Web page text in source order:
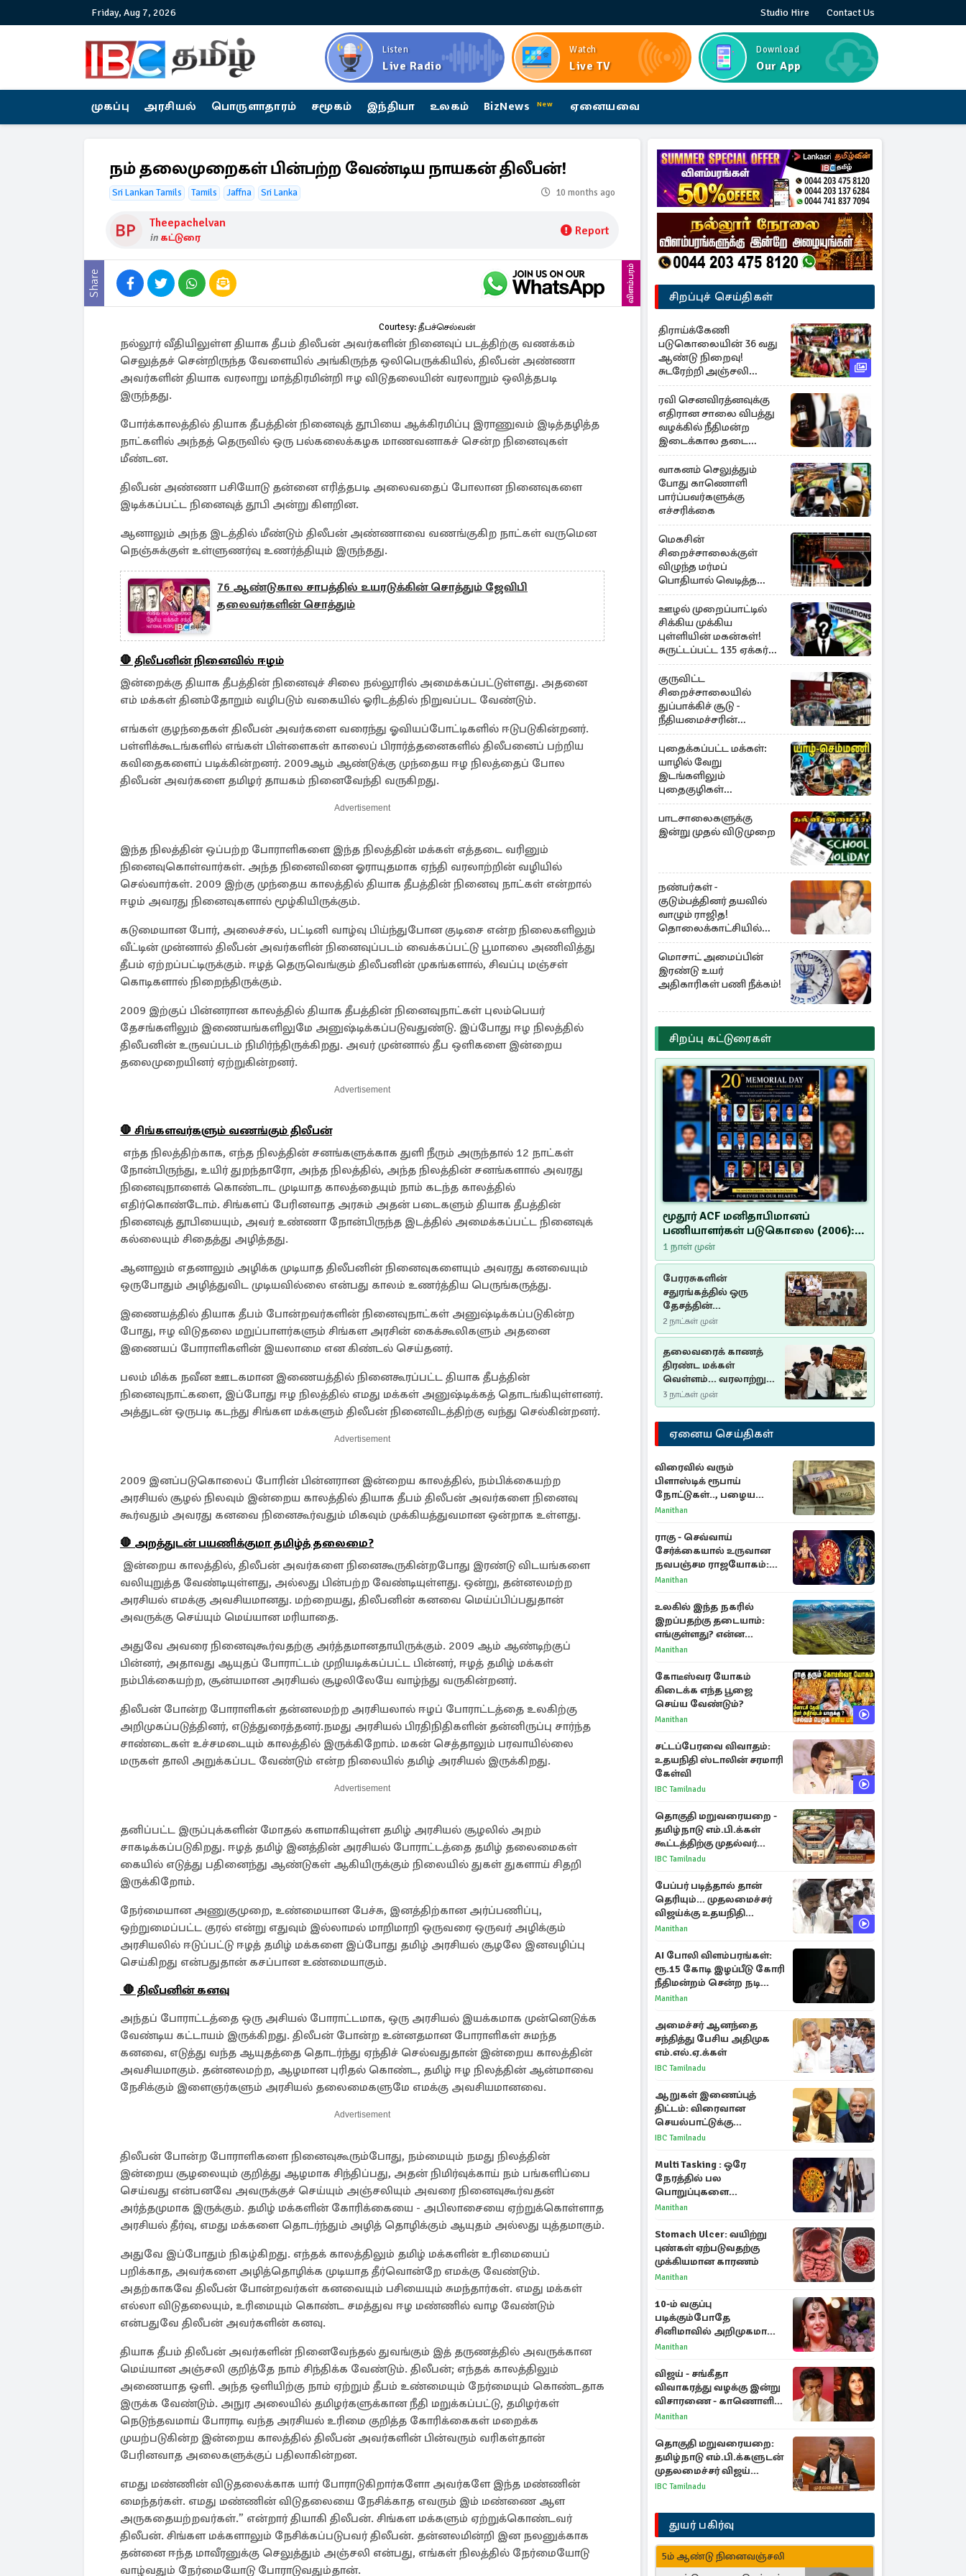
Friday, Aug 7, 2026 Studio Hire Contact Us
Listen
Live Radio
Watch
Live TV
Download
Our App
முகப்பு அரசியல் பொருளாதாரம் சமூகம் இந்தியா உலகம் BizNews New ஏனையவை
நம் தலைமுறைகள் பின்பற்ற வேண்டிய நாயகன் திலீபன்!
Sri Lankan Tamils Tamils Jaffna Sri Lanka 10 months ago
Theepachelvan
in கட்டுரை Report
Share விளம்பரம்
Courtesy: தீபச்செல்வன்
நல்லூர் வீதியிலுள்ள தியாக தீபம் திலீபன் அவர்களின் நினைவுப் படத்திற்கு வணக்கம்
செலுத்தச் சென்றிருந்த வேளையில் அங்கிருந்த ஒலிபெருக்கியில், திலீபன் அண்ணா
அவர்களின் தியாக வரலாறு மாத்திரமின்றி ஈழ விடுதலையின் வரலாறும் ஒலித்தபடி
இருந்தது.
போர்க்காலத்தில் தியாக தீபத்தின் நினைவுத் தூபியை ஆக்கிரமிப்பு இராணுவம் இடித்தழித்த
நாட்களில் அந்தத் தெருவில் ஒரு பல்கலைக்கழக மாணவனாகச் சென்ற நினைவுகள்
மீண்டன.
திலீபன் அண்ணா பசியோடு தன்னை எரித்தபடி அலைவதைப் போலான நினைவுகளை
இடிக்கப்பட்ட நினைவுத் தூபி அன்று கிளறின.
ஆனாலும் அந்த இடத்தில் மீண்டும் திலீபன் அண்ணாவை வணங்குகிற நாட்கள் வருமென
நெஞ்சுக்குள் உள்ளுணர்வு உணர்த்தியும் இருந்தது.
76 ஆண்டுகால சாபத்தில் உயரடுக்கின் சொத்தும் ஜேவிபி
தலைவர்களின் சொத்தும்
🛑 திலீபனின் நினைவில் ஈழம்
இன்றைக்கு தியாக தீபத்தின் நினைவுச் சிலை நல்லூரில் அமைக்கப்பட்டுள்ளது. அதனை
எம் மக்கள் தினம்தோறும் வழிபடும் வகையில் ஓரிடத்தில் நிறுவப்பட வேண்டும்.
எங்கள் குழந்தைகள் திலீபன் அவர்களை வரைந்து ஓவியப்போட்டிகளில் ஈடுபடுகின்றனர்.
பள்ளிக்கூடங்களில் எங்கள் பிள்ளைகள் காலைப் பிரார்த்தனைகளில் திலீபனைப் பற்றிய
கவிதைகளைப் படிக்கின்றனர். 2009ஆம் ஆண்டுக்கு முந்தைய ஈழ நிலத்தைப் போல
திலீபன் அவர்களை தமிழர் தாயகம் நினைவேந்தி வருகிறது.
Advertisement
இந்த நிலத்தின் ஒப்பற்ற போராளிகளை இந்த நிலத்தின் மக்கள் எத்தடை வரினும்
நினைவுகொள்வார்கள். அந்த நினைவினை ஓராயுதமாக ஏந்தி வரலாற்றின் வழியில்
செல்வார்கள். 2009 இற்கு முந்தைய காலத்தில் தியாக தீபத்தின் நினைவு நாட்கள் என்றால்
ஈழம் அவரது நினைவுகளால் மூழ்கியிருக்கும்.
கடுமையான போர், அலைச்சல், பட்டினி வாழ்வு பிய்ந்துபோன குடிசை என்ற நிலைகளிலும்
வீட்டின் முன்னால் திலீபன் அவர்களின் நினைவுப்படம் வைக்கப்பட்டு பூமாலை அணிவித்து
தீபம் ஏற்றப்பட்டிருக்கும். ஈழத் தெருவெங்கும் திலீபனின் முகங்களால், சிவப்பு மஞ்சள்
கொடிகளால் நிறைந்திருக்கும்.
2009 இற்குப் பின்னரான காலத்தில் தியாக தீபத்தின் நினைவுநாட்கள் புலம்பெயர்
தேசங்களிலும் இணையங்களிலுமே அனுஷ்டிக்கப்படுவதுண்டு. இப்போது ஈழ நிலத்தில்
திலீபனின் உருவப்படம் நிமிர்ந்திருக்கிறது. அவர் முன்னால் தீப ஒளிகளை இன்றைய
தலைமுறையினர் ஏற்றுகின்றனர்.
Advertisement
🛑 சிங்களவர்களும் வணங்கும் திலீபன்
எந்த நிலத்திற்காக, எந்த நிலத்தின் சனங்களுக்காக துளி நீரும் அருந்தால் 12 நாட்கள்
நோன்பிருந்து, உயிர் துறந்தாரோ, அந்த நிலத்தில், அந்த நிலத்தின் சனங்களால் அவரது
நினைவுநாளைக் கொண்டாட முடியாத காலத்தையும் நாம் கடந்த காலத்தில்
எதிர்கொண்டோம். சிங்களப் பேரினவாத அரசும் அதன் படைகளும் தியாக தீபத்தின்
நினைவுத் தூபியையும், அவர் உண்ணா நோன்பிருந்த இடத்தில் அமைக்கப்பட்ட நினைவுக்
கல்லையும் சிதைத்து அழித்தது.
ஆனாலும் எதனாலும் அழிக்க முடியாத திலீபனின் நினைவுகளையும் அவரது கனவையும்
ஒருபோதும் அழித்துவிட முடியவில்லை என்பது காலம் உணர்த்திய பெருங்கருத்து.
இணையத்தில் தியாக தீபம் போன்றவர்களின் நினைவுநாட்கள் அனுஷ்டிக்கப்படுகின்ற
போது, ஈழ விடுதலை மறுப்பாளர்களும் சிங்கள அரசின் கைக்கூலிகளும் அதனை
இணையப் போராளிகளின் இயலாமை என கிண்டல் செய்தனர்.
பலம் மிக்க நவீன ஊடகமான இணையத்தில் நினைகூரப்பட்ட தியாக தீபத்தின்
நினைவுநாட்களை, இப்போது ஈழ நிலத்தில் எமது மக்கள் அனுஷ்டிக்கத் தொடங்கியுள்ளனர்.
அத்துடன் ஒருபடி கடந்து சிங்கள மக்களும் திலீபன் நினைவிடத்திற்கு வந்து செல்கின்றனர்.
Advertisement
2009 இனப்படுகொலைப் போரின் பின்னரான இன்றைய காலத்தில், நம்பிக்கையற்ற
அரசியல் சூழல் நிலவும் இன்றைய காலத்தில் தியாக தீபம் திலீபன் அவர்களை நினைவு
கூர்வதும் அவரது கனவை நினைகூர்வதும் மிகவும் முக்கியத்துவமான ஒன்றாக உள்ளது.
🛑 அறத்துடன் பயணிக்குமா தமிழ்த் தலைமை?
இன்றைய காலத்தில், திலீபன் அவர்களை நினைகூருகின்றபோது இரண்டு விடயங்களை
வலியுறுத்த வேண்டியுள்ளது, அல்லது பின்பற்ற வேண்டியுள்ளது. ஒன்று, தன்னலமற்ற
அரசியல் எமக்கு அவசியமானது. மற்றையது, திலீபனின் கனவை மெய்ப்பிப்பதுதான்
அவருக்கு செய்யும் மெய்யான மரியாதை.
அதுவே அவரை நினைவுகூர்வதற்கு அர்த்தமானதாயிருக்கும். 2009 ஆம் ஆண்டிற்குப்
பின்னர், அதாவது ஆயுதப் போராட்டம் முறியடிக்கப்பட்ட பின்னர், ஈழத் தமிழ் மக்கள்
நம்பிக்கையற்ற, சூன்யமான அரசியல் சூழலிலேயே வாழ்ந்து வருகின்றனர்.
திலீபன் போன்ற போராளிகள் தன்னலமற்ற அரசியலால் ஈழப் போராட்டத்தை உலகிற்கு
அறிமுகப்படுத்தினர், எடுத்துரைத்தனர்.நமது அரசியல் பிரதிநிதிகளின் தன்னிருப்பு சார்ந்த
சாண்டைகள் உச்சமடையும் காலத்தில் இருக்கிறோம். மகன் செத்தாலும் பரவாயில்லை
மருகள் தாலி அறுக்கப்பட வேண்டும் என்ற நிலையில் தமிழ் அரசியல் இருக்கிறது.
Advertisement
தனிப்பட்ட இருப்புக்களின் மோதல் களமாகியுள்ள தமிழ் அரசியல் சூழலில் அறம்
சாகடிக்கப்படுகிறது. ஈழத் தமிழ் இனத்தின் அரசியல் போராட்டத்தை தமிழ் தலைமைகள்
கையில் எடுத்து பதினைந்து ஆண்டுகள் ஆகியிருக்கும் நிலையில் துகள் துகளாய் சிதறி
இருக்கிறோம்.
நேர்மையான அணுகுமுறை, உண்மையான பேச்சு, இனத்திற்கான அர்ப்பணிப்பு,
ஒற்றுமைப்பட்ட குரல் என்று எதுவும் இல்லாமல் மாறிமாறி ஒருவரை ஒருவர் அழிக்கும்
அரசியலில் ஈடுப்பட்டு ஈழத் தமிழ் மக்களை இப்போது தமிழ் அரசியல் சூழலே இனவழிப்பு
செய்கிறது என்பதுதான் கசப்பான உண்மையாகும்.
🛑 திலீபனின் கனவு
அந்தப் போராட்டத்தை ஒரு அசியல் போராட்டமாக, ஒரு அரசியல் இயக்கமாக முன்னெடுக்க
வேண்டிய கட்டாயம் இருக்கிறது. திலீபன் போன்ற உன்னதமான போராளிகள் சுமந்த
கனவை, எடுத்து வந்த ஆயுதத்தை தொடர்ந்து ஏந்திச் செல்வதுதான் இன்றைய காலத்தின்
அவசியமாகும். தன்னலமற்ற, ஆழமான புரிதல் கொண்ட, தமிழ் ஈழ நிலத்தின் ஆன்மாவை
நேசிக்கும் இளைஞர்களும் அரசியல் தலைமைகளுமே எமக்கு அவசியமானவை.
Advertisement
திலீபன் போன்ற போராளிகளை நினைவுகூரும்போது, நம்மையும் நமது நிலத்தின்
இன்றைய சூழலையும் குறித்து ஆழமாக சிந்திப்பது, அதன் நிமிர்வுக்காய் நம் பங்களிப்பை
செய்வது என்பனவே அவருக்குச் செய்யும் அஞ்சலியும் அவரை நினைவுகூர்வதன்
அர்த்தமுமாக இருக்கும். தமிழ் மக்களின் கோரிக்கையை - அபிலாசையை ஏற்றுக்கொள்ளாத
அரசியல் தீர்வு, எமது மக்களை தொடர்ந்தும் அழித் தொழிக்கும் ஆயுதம் அல்லது யுத்தமாகும்.
அதுவே இப்போதும் நிகழ்கிறது. எந்தக் காலத்திலும் தமிழ் மக்களின் உரிமையைப்
பறிக்காத, அவர்களை அழித்தொழிக்க முடியாத தீர்வொன்றே எமக்கு வேண்டும்.
அதற்காகவே திலீபன் போன்றவர்கள் கனவையும் பசியையும் சுமந்தார்கள். எமது மக்கள்
எல்லா விடுதலையும், உரிமையும் கொண்ட சமத்துவ ஈழ மண்ணில் வாழ வேண்டும்
என்பதுவே திலீபன் அவர்களின் கனவு.
தியாக தீபம் திலீபன் அவர்களின் நினைவேந்தல் துவங்கும் இத் தருணத்தில் அவருக்கான
மெய்யான அஞ்சலி குறித்தே நாம் சிந்திக்க வேண்டும். திலீபன்; எந்தக் காலத்திலும்
அணையாத ஒளி. அந்த ஒளியிற்கு நாம் ஏற்றும் தீபம் உண்மையும் நேர்மையும் கொண்டதாக
இருக்க வேண்டும். அநுர அலையில் தமிழர்களுக்கான நீதி மறுக்கப்பட்டு, தமிழர்கள்
நெடுந்தவமாய் போராடி வந்த அரசியல் உரிமை குறித்த கோரிக்கைகள் மறைக்க
முயற்படுகின்ற இன்றைய காலத்தில் திலீபன் அவர்களின் பின்வரும் வரிகள்தான்
பேரினவாத அலைகளுக்குப் பதிலாகின்றன.
எமது மண்ணின் விடுதலைக்காக யார் போராடுகிறார்களோ அவர்களே இந்த மண்ணின்
மைந்தர்கள். எமது மண்ணின் விடுதலையை நேசிக்காத எவரும் இம் மண்ணை ஆள
அருகதையற்றவர்கள்.” என்றார் தியாகி திலீபன். சிங்கள மக்களும் ஏற்றுக்கொண்டவர்
திலீபன். சிங்கள மக்களாலும் நேசிக்கப்படுபவர் திலீபன். தன்னலமின்றி இன நலனுக்காக
தன்னை ஈந்த மாவீரனுக்கு செலுத்தும் அஞ்சலி என்பது, எங்கள் நிலத்தில் நேர்மையோடு
வாழ்வதும் நேர்மையோடு போராடுவதும்தான்.
சிறப்புச் செய்திகள்
திராய்க்கேணி
படுகொலையின் 36 வது
ஆண்டு நிறைவு!
சுடரேற்றி அஞ்சலி
செலுத்திய மக்கள்
ரவி செனவிரத்னவுக்கு
எதிரான சாலை விபத்து
வழக்கில் நீதிமன்ற
இடைக்கால தடை
உத்தரவு!
வாகனம் செலுத்தும்
போது காணொளி
பார்ப்பவர்களுக்கு
எச்சரிக்கை
மெகசின்
சிறைச்சாலைக்குள்
விழுந்த மர்மப்
பொதியால் வெடித்த
மோதல் - ஒருவர் பலி :
பலர் காயம்
ஊழல் முறைப்பாட்டில்
சிக்கிய முக்கிய
புள்ளியின் மகன்கள்!
சுருட்டப்பட்ட 135 ஏக்கர்
தேயிலைத் தோட்டம்
குருவிட்ட
சிறைச்சாலையில்
துப்பாக்கிச் சூடு -
நீதியமைச்சரின்
அறிவிப்பு
புதைக்கப்பட்ட மக்கள்:
யாழில் வேறு
இடங்களிலும்
புதைகுழிகள்
இருக்கலாம்..!
எழுமாற்றாக அகழ்வு
பாடசாலைகளுக்கு
இன்று முதல் விடுமுறை
நண்பர்கள் -
குடும்பத்தினர் தயவில்
வாழும் ராஜித!
தொலைக்காட்சியில்
குமுறல்
மொசாட் அமைப்பின்
இரண்டு உயர்
அதிகாரிகள் பணி நீக்கம்!
சிறப்பு கட்டுரைகள்
மூதூர் ACF மனிதாபிமானப்
பணியாளர்கள் படுகொலை (2006):
20 ஆண்டுகளாகியும் நீதி
மறுக்கப்பட்ட மனிதாபிமானப்
பேரவலம்
1 நாள் முன்
பேரரசுகளின்
சதுரங்கத்தில் ஒரு
தேசத்தின்
தீர்க்கதரிசனம் :
சுதுமலை பிரகடனம்
ஒரு வரலாற்றுப் பாடம்
2 நாட்கள் முன்
தலைவரைக் காணத்
திரண்ட மக்கள்
வெள்ளம்... வரலாற்றுச்
சிறப்புமிக்க சுதுமலைப்
பிரகடனம்…
3 நாட்கள் முன்
ஏனைய செய்திகள்
விரைவில் வரும்
பிளாஸ்டிக் ரூபாய்
நோட்டுகள்.., பழைய
காகித நோட்டுகள்
Manithan
ராகு - செவ்வாய்
சேர்க்கையால் உருவான
நவபஞ்சம ராஜயோகம்:
அதிர்ஷ்டம் பெறும் 3
Manithan
உலகில் இந்த நகரில்
இறப்பதற்கு தடையாம்:
எங்குள்ளது? என்ன
காரணம் தெரியுமா?
Manithan
கோடீஸ்வர யோகம்
கிடைக்க எந்த பூஜை
செய்ய வேண்டும்?
Manithan
சட்டப்பேரவை விவாதம்:
உதயநிதி ஸ்டாலின் சரமாரி
கேள்வி
IBC Tamilnadu
தொகுதி மறுவரையறை -
தமிழ்நாடு எம்.பி.க்கள்
கூட்டத்திற்கு முதல்வர்
விஜய் அழைப்பு
IBC Tamilnadu
பேப்பர் படித்தால் தான்
தெரியும்... முதலமைச்சர்
விஜய்க்கு உதயநிதி
ஸ்டாலின் பதிலடி
Manithan
AI போலி விளம்பரங்கள்:
ரூ.15 கோடி இழப்பீடு கோரி
நீதிமன்றம் சென்ற நடிகை
ஸ்ருதி ஹாசன்!
Manithan
அமைச்சர் ஆனந்தை
சந்தித்து பேசிய அதிமுக
எம்.எல்.ஏ.க்கள்
IBC Tamilnadu
ஆறுகள் இணைப்புத்
திட்டம்: விரைவான
செயல்பாட்டுக்கு
பிரதமருக்கு முதலமைச்சர்
IBC Tamilnadu
Multi Tasking : ஒரே
நேரத்தில் பல
பொறுப்புகளை
கையாளும் டாப் 3 ராசிகள்!
Manithan
Stomach Ulcer: வயிற்று
புண்கள் ஏற்படுவதற்கு
முக்கியமான காரணம்
Manithan
10-ம் வகுப்பு
படிக்கும்போதே
சினிமாவில் அறிமுகமான
த்ரிஷா! உண்மையை
காந்தி
Manithan
விஜய் - சங்கீதா
விவாகரத்து வழக்கு இன்று
விசாரணை - காணொளி
மூலம் ஆஜராக வாய்ப்பு
Manithan
தொகுதி மறுவரையறை:
தமிழ்நாடு எம்.பி.க்களுடன்
முதலமைச்சர் விஜய்
ஆலோசனை
IBC Tamilnadu
துயர் பகிர்வு
5ம் ஆண்டு நினைவஞ்சலி